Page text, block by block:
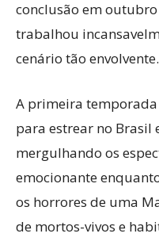
conclusão em
trabalhou
cenário tão envolvente.
A primeira
para estrear no Brasil
mergulhando os
emocionante
os horrores de uma
de mortos-vivos e